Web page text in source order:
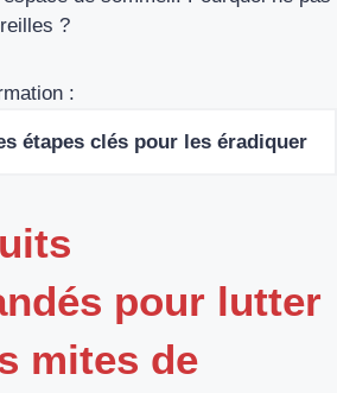
?
:
étapes clés pour les éradiquer
pour lutter
mites de